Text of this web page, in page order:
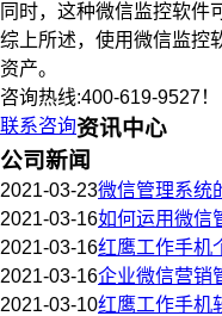
同时，这种微信监控软件
综上所述，使用微信监控
资产。
咨询热线:400-619-9527！
联系咨询资讯中心
公司新闻
2021-03-23微信管理系统
2021-03-16如何运用微信
2021-03-16红鹰工作手机
2021-03-16企业微信营销
2021-03-10红鹰工作手机